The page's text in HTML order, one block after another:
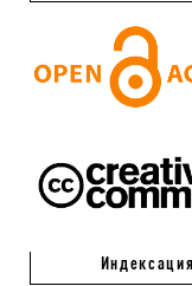
Индексация